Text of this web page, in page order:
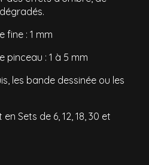
fine : 1 mm
pinceau : 1 à 5 mm
les bande dessinée ou les
Sets de 6, 12, 18, 30 et